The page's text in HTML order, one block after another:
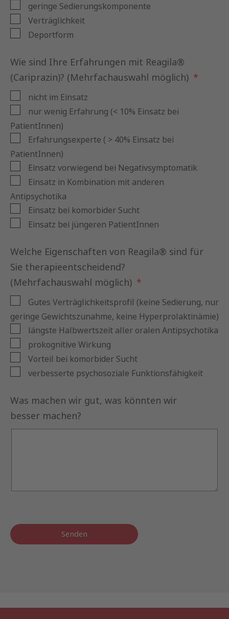
geringe Sedierungskomponente
Verträglichkeit
Deportform
Wie sind Ihre Erfahrungen mit Reagila®
(Cariprazin)? (Mehrfachauswahl möglich)
nicht im Einsatz
nur wenig Erfahrung (< 10% Einsatz bei
PatientInnen)
Erfahrungsexperte ( > 40% Einsatz bei
PatientInnen)
Einsatz vorwiegend bei Negativsymptomatik
Einsatz in Kombination mit anderen
Antipsychotika
Einsatz bei komorbider Sucht
Einsatz bei jüngeren PatientInnen
Welche Eigenschaften von Reagila® sind für
Sie therapieentscheidend?
(Mehrfachauswahl möglich)
Gutes Verträglichkeitsprofil (keine Sedierung, nur
geringe Gewichtszunahme, keine Hyperprolaktinämie)
längste Halbwertszeit aller oralen Antipsychotika
prokognitive Wirkung
Vorteil bei komorbider Sucht
verbesserte psychosoziale Funktionsfähigkeit
Was machen wir gut, was könnten wir
besser machen?
Senden